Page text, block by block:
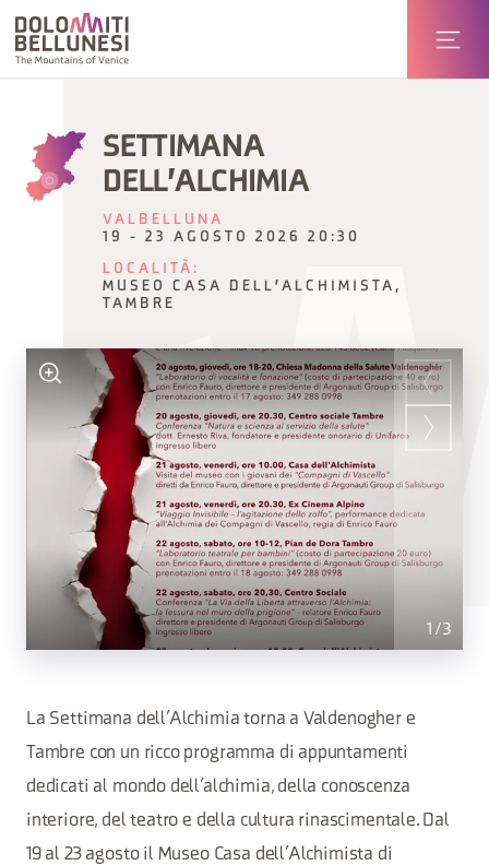
SETTIMANA
DELL'ALCHIMIA
VALBELLUNA
19 - 23 AGOSTO 2026 20:30
LOCALITÀ:
MUSEO CASA DELL'ALCHIMISTA,
TAMBRE
1 /3
La Settimana dell’Alchimia torna a Valdenogher e
Tambre con un ricco programma di appuntamenti
dedicati al mondo dell’alchimia, della conoscenza
interiore, del teatro e della cultura rinascimentale. Dal
19 al 23 agosto il Museo Casa dell’Alchimista di